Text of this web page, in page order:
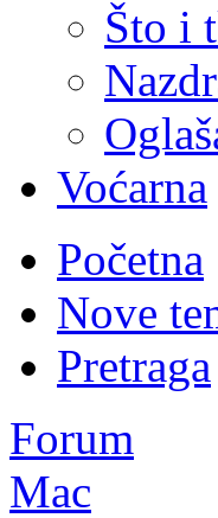
Što i
Voćarna
Početna
Nove
Pretraga
Forum
Mac